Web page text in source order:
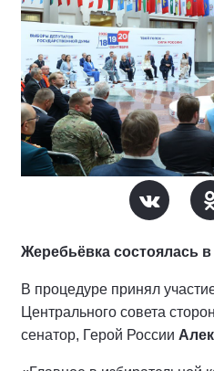
Жеребьёвка состоялась
В процедуре принял
Центрального совета
сенатор, Герой России